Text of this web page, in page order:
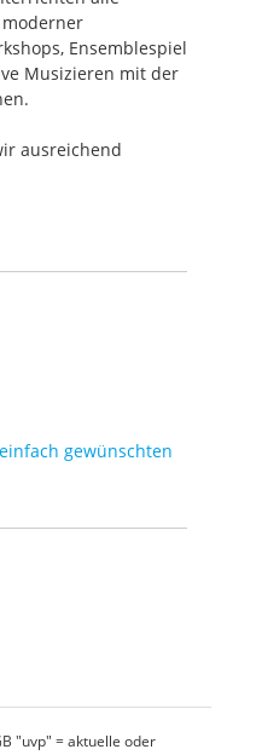
moderner
Ensemblespiel
Musizieren mit der
ausreichend
gewünschten
"uvp" = aktuelle oder